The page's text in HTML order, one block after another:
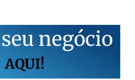
seu negócio
AQUI!